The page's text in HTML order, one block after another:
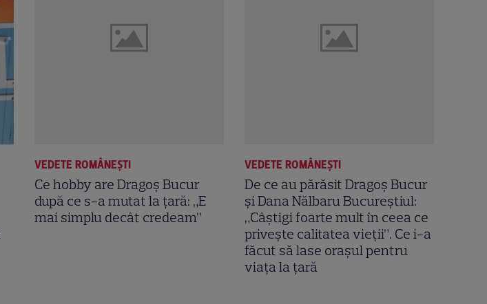
VEDETE ROMÂNEŞTI
Ce hobby are Dragoș Bucur
după ce s-a mutat la țară: „E
mai simplu decât credeam”
VEDETE ROMÂNEŞTI
De ce au părăsit Dragoș Bucur
și Dana Nălbaru Bucureștiul:
„Câștigi foarte mult în ceea ce
privește calitatea vieții”. Ce i-a
făcut să lase orașul pentru
viața la țară